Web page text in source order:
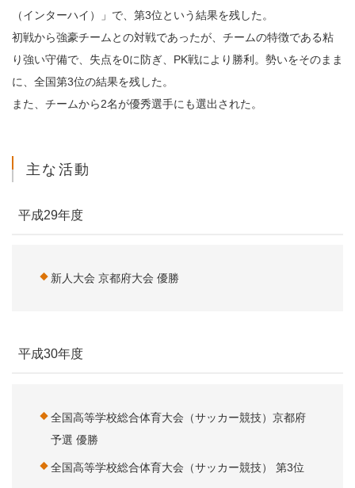
（インターハイ）」で、第3位という結果を残した。
初戦から強豪チームとの対戦であったが、チームの特徴である粘
り強い守備で、失点を0に防ぎ、PK戦により勝利。勢いをそのまま
に、全国第3位の結果を残した。
また、チームから2名が優秀選手にも選出された。
主な活動
平成29年度
新人大会 京都府大会 優勝
平成30年度
全国高等学校総合体育大会（サッカー競技）京都府
予選 優勝
全国高等学校総合体育大会（サッカー競技） 第3位